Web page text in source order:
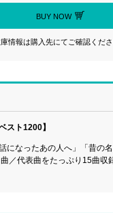
BUY NOW
情報は購入先にてご確認くださ
スト1200】
になったあの人へ」「昔の
／代表曲をたっぷり15曲収